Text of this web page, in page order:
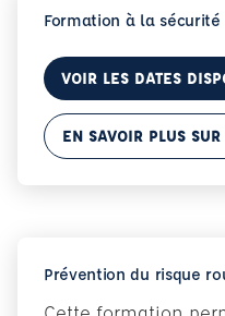
Formation à la
VOIR LES DATES
EN SAVOIR PLUS
Prévention du risque